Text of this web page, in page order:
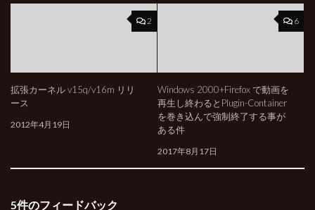
2
拡張カーネル v15q/v16m リリ
ース
2012年4月19日
6
Windows 2000+Firefox で動画を
再生し終わるとPlugin-Container
を巻き込んで強制終了する事が
ある件
2017年8月17日
5件のフィードバック